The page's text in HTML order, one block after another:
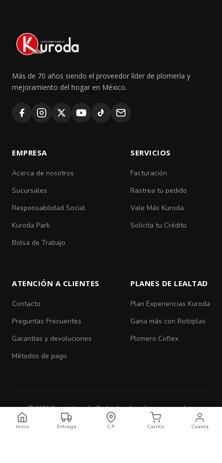
Más de 70 años siendo el proveedor líder de plomería y
mejoramiento del hogar en México.
EMPRESA
Acerca de nosotros
Sucursales
Responsabilidad Social
Kuroda Park
Bolsa de Trabajo
SERVICIOS
Facturación
Rastrea tu pedido
Vale Más Kuroda
Solicita tu Crédito
ATENCIÓN A CLIENTES
Contacto
Preguntas Frecuentes
Garantías y devoluciones
Métodos de pago
PLANES DE LEALTAD
Plan Experiencias Kuroda
Gana más con Rotoplas
Plomero Coflex
© 2026 Grupo Kuroda. Todos los derechos reservados.
Aviso de Privacidad
Términos y Condiciones
Inicio Entrega C.P. Carrito Cuenta